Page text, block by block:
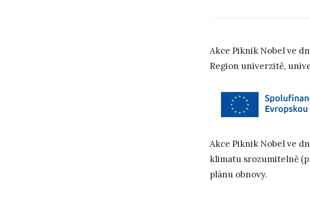
Akce Piknik Nobel ve
Region univerzitě,
Akce Piknik Nobel ve
klimatu srozumitelně
plánu obnovy.